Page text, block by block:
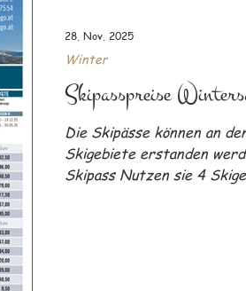
nächstgelegene Skibus
Grosseck/Speiereck und
Skipasspreise
Die Skipässe können an
Skigebiete erstanden
Skipass Nutzen sie 4
Winter
28. Nov. 2025